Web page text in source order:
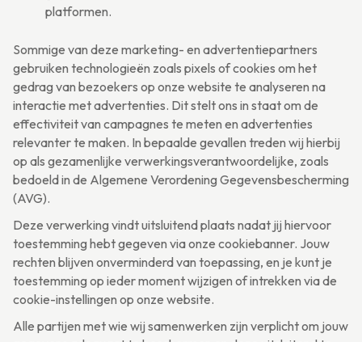
platformen.
Sommige van deze marketing- en advertentiepartners
gebruiken technologieën zoals pixels of cookies om het
gedrag van bezoekers op onze website te analyseren na
interactie met advertenties. Dit stelt ons in staat om de
effectiviteit van campagnes te meten en advertenties
relevanter te maken. In bepaalde gevallen treden wij hierbij
op als gezamenlijke verwerkingsverantwoordelijke, zoals
bedoeld in de Algemene Verordening Gegevensbescherming
(AVG).
Deze verwerking vindt uitsluitend plaats nadat jij hiervoor
toestemming hebt gegeven via onze cookiebanner. Jouw
rechten blijven onverminderd van toepassing, en je kunt je
toestemming op ieder moment wijzigen of intrekken via de
cookie-instellingen op onze website.
Alle partijen met wie wij samenwerken zijn verplicht om jouw